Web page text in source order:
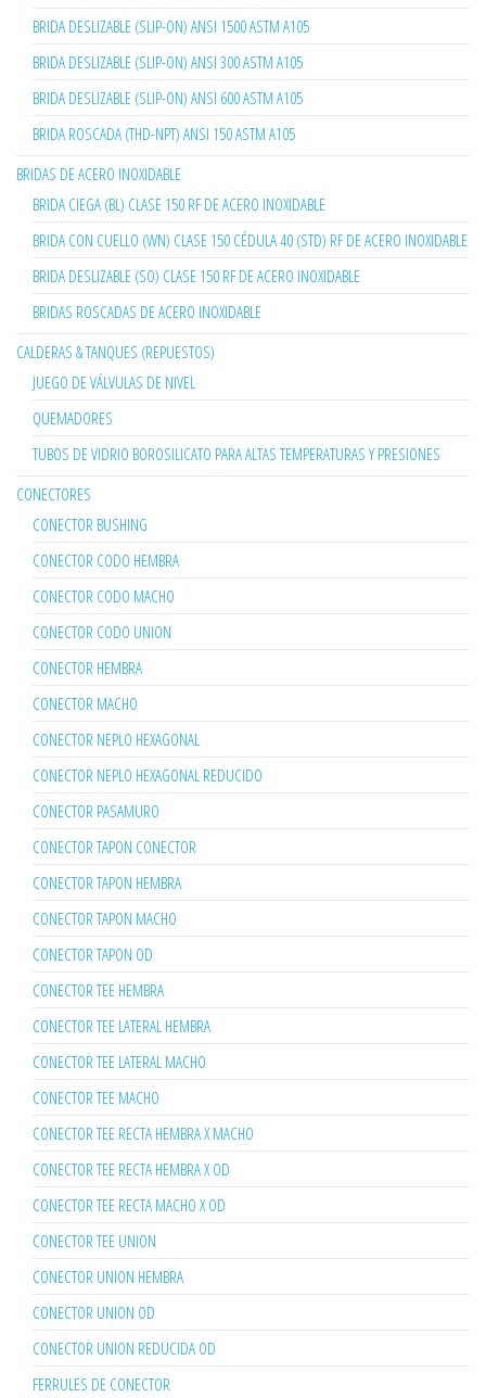
BRIDA DESLIZABLE (SLIP-ON) ANSI 1500 ASTM A105
BRIDA DESLIZABLE (SLIP-ON) ANSI 300 ASTM A105
BRIDA DESLIZABLE (SLIP-ON) ANSI 600 ASTM A105
BRIDA ROSCADA (THD-NPT) ANSI 150 ASTM A105
BRIDAS DE ACERO INOXIDABLE
BRIDA CIEGA (BL) CLASE 150 RF DE ACERO INOXIDABLE
BRIDA CON CUELLO (WN) CLASE 150 CÉDULA 40 (STD) RF DE ACERO INOXIDABLE
BRIDA DESLIZABLE (SO) CLASE 150 RF DE ACERO INOXIDABLE
BRIDAS ROSCADAS DE ACERO INOXIDABLE
CALDERAS & TANQUES (REPUESTOS)
JUEGO DE VÁLVULAS DE NIVEL
QUEMADORES
TUBOS DE VIDRIO BOROSILICATO PARA ALTAS TEMPERATURAS Y PRESIONES
CONECTORES
CONECTOR BUSHING
CONECTOR CODO HEMBRA
CONECTOR CODO MACHO
CONECTOR CODO UNION
CONECTOR HEMBRA
CONECTOR MACHO
CONECTOR NEPLO HEXAGONAL
CONECTOR NEPLO HEXAGONAL REDUCIDO
CONECTOR PASAMURO
CONECTOR TAPON CONECTOR
CONECTOR TAPON HEMBRA
CONECTOR TAPON MACHO
CONECTOR TAPON OD
CONECTOR TEE HEMBRA
CONECTOR TEE LATERAL HEMBRA
CONECTOR TEE LATERAL MACHO
CONECTOR TEE MACHO
CONECTOR TEE RECTA HEMBRA X MACHO
CONECTOR TEE RECTA HEMBRA X OD
CONECTOR TEE RECTA MACHO X OD
CONECTOR TEE UNION
CONECTOR UNION HEMBRA
CONECTOR UNION OD
CONECTOR UNION REDUCIDA OD
FERRULES DE CONECTOR